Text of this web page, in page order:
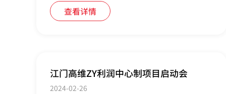
查看详情
江门高维ZY利润中心制项目启动会
2024-02-26